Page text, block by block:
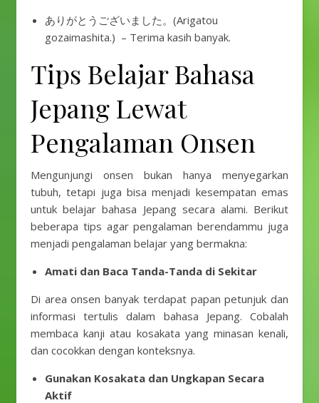
ありがとうございました。(Arigatou
gozaimashita.) – Terima kasih banyak.
Tips Belajar Bahasa
Jepang Lewat
Pengalaman Onsen
Mengunjungi onsen bukan hanya menyegarkan
tubuh, tetapi juga bisa menjadi kesempatan emas
untuk belajar bahasa Jepang secara alami. Berikut
beberapa tips agar pengalaman berendammu juga
menjadi pengalaman belajar yang bermakna:
Amati dan Baca Tanda-Tanda di Sekitar
Di area onsen banyak terdapat papan petunjuk dan
informasi tertulis dalam bahasa Jepang. Cobalah
membaca kanji atau kosakata yang minasan kenali,
dan cocokkan dengan konteksnya.
Gunakan Kosakata dan Ungkapan Secara
Aktif